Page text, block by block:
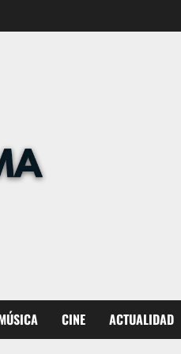
CINE ACTUALIDAD